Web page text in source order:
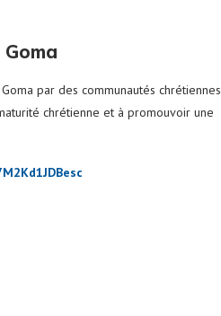
par des communautés chrétiennes
chrétienne et à promouvoir une